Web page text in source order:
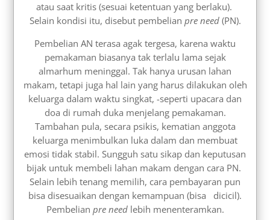
atau saat kritis (sesuai ketentuan yang berlaku).
Selain kondisi itu, disebut pembelian pre need(PN).
Pembelian AN terasa agak tergesa, karena waktu
pemakaman biasanya tak terlalu lama sejak
almarhum meninggal. Tak hanya urusan lahan
makam, tetapi juga hal lain yang harus dilakukan oleh
keluarga dalam waktu singkat, -seperti upacara dan
doa di rumah duka menjelang pemakaman.
Tambahan pula, secara psikis, kematian anggota
keluarga menimbulkan luka dalam dan membuat
emosi tidak stabil. Sungguh satu sikap dan keputusan
bijak untuk membeli lahan makam dengan cara PN.
Selain lebih tenang memilih, cara pembayaran pun
bisa disesuaikan dengan kemampuan (bisa dicicil).
Pembelian pre needlebih menenteramkan.